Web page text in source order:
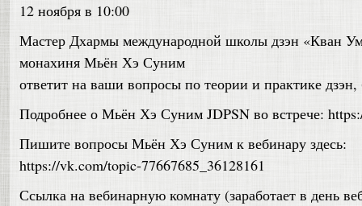
12 ноября в 10:00
Мастер Дхармы международной школы дзэн «Кван
монахиня Мьён Хэ Суним
ответит на ваши вопросы по теории и практике дзэн,
Подробнее о Мьён Хэ Суним JDPSN во встрече:
Пишите вопросы Мьён Хэ Суним к вебинару здесь:
https://vk.com/topic-77667685_36128161
Ссылка на вебинарную комнату (заработает в день